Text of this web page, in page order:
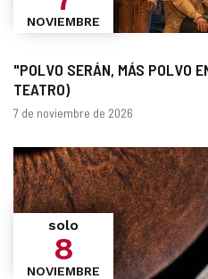
"POLVO SERÁN, MÁS POLVO
TEATRO)
NOVIEMBRE
Fechas
7 de noviembre de 2026
solo
8
NOVIEMBRE